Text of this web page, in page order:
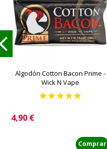
Algodón Cotton Bacon Prime -
Wick N Vape
Precio
4,90 €
Comprar